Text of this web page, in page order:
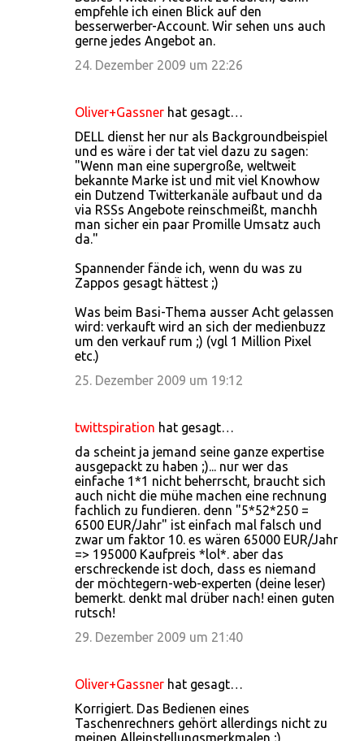
empfehle ich einen Blick auf den
besserwerber-Account. Wir sehen uns auch
gerne jedes Angebot an.
24. Dezember 2009 um 22:26
Oliver+Gassner hat gesagt…
DELL dienst her nur als Backgroundbeispiel
und es wäre i der tat viel dazu zu sagen:
"Wenn man eine supergroße, weltweit
bekannte Marke ist und mit viel Knowhow
ein Dutzend Twitterkanäle aufbaut und da
via RSSs Angebote reinschmeißt, manchh
man sicher ein paar Promille Umsatz auch
da."
Spannender fände ich, wenn du was zu
Zappos gesagt hättest ;)
Was beim Basi-Thema ausser Acht gelassen
wird: verkauft wird an sich der medienbuzz
um den verkauf rum ;) (vgl 1 Million Pixel
etc.)
25. Dezember 2009 um 19:12
twittspiration hat gesagt…
da scheint ja jemand seine ganze expertise
ausgepackt zu haben ;)... nur wer das
einfache 1*1 nicht beherrscht, braucht sich
auch nicht die mühe machen eine rechnung
fachlich zu fundieren. denn "5*52*250 =
6500 EUR/Jahr" ist einfach mal falsch und
zwar um faktor 10. es wären 65000 EUR/Jahr
=> 195000 Kaufpreis *lol*. aber das
erschreckende ist doch, dass es niemand
der möchtegern-web-experten (deine leser)
bemerkt. denkt mal drüber nach! einen guten
rutsch!
29. Dezember 2009 um 21:40
Oliver+Gassner hat gesagt…
Korrigiert. Das Bedienen eines
Taschenrechners gehört allerdings nicht zu
meinen Alleinstellungsmerkmalen ;)